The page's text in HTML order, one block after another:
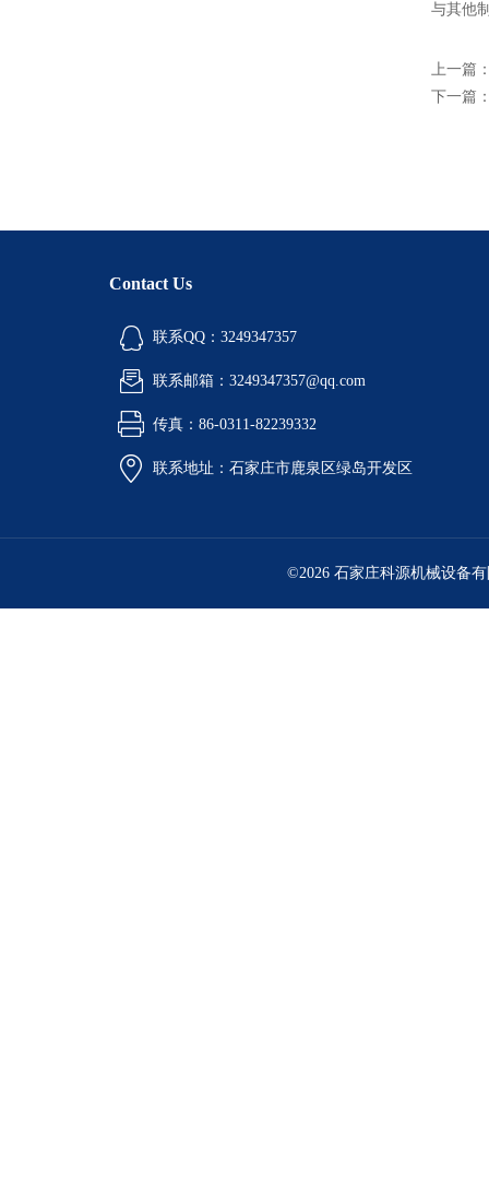
与其他
上一篇
下一篇
Contact Us
联系QQ：3249347357
联系邮箱：3249347357@qq.com
传真：86-0311-82239332
联系地址：石家庄市鹿泉区绿岛开发区
©2026 石家庄科源机械设备